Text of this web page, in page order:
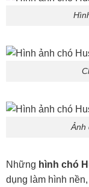
Ảnh
Những hình chó
dụng làm hình